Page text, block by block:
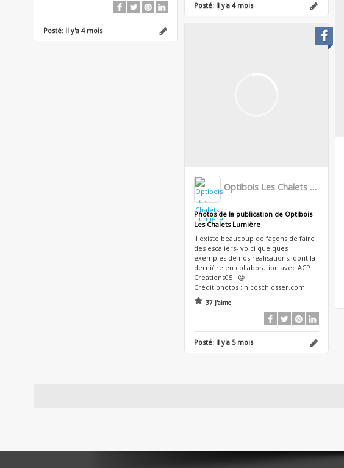
Posté: Il y'a 4 mois
Posté: Il y'a 4 mois
Optibois Les Chalets Lumière
Photos de la publication de Optibois
Les Chalets Lumière
Il existe beaucoup de façons de faire
des escaliers- voici quelques
exemples de nos réalisations, dont la
dernière en collaboration avec ACP
Creations05 ! 😀
Crédit photos : nicoschlosser.com
37 J'aime
Posté: Il y'a 5 mois